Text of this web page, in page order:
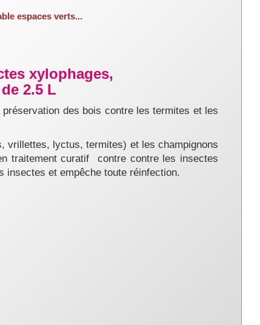
espaces verts...
xylophages,
2.5 L
des bois contre les termites et les
vrillettes, lyctus, termites) et les champignons
traitement curatif contre contre les insectes
et empêche toute réinfection.